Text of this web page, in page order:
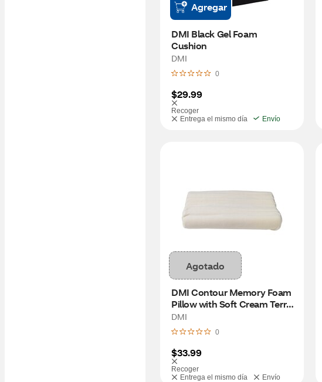
Agregar
DMI Black Gel Foam
Cushion
DMI
0
$29.99
Recoger
Entrega el mismo día
Envío
Agotado
DMI Contour Memory Foam
Pillow with Soft Cream Terry
Cloth Cover, 19" x 12" x 3" to
4.5"
DMI
0
$33.99
Recoger
Entrega el mismo día
Envío